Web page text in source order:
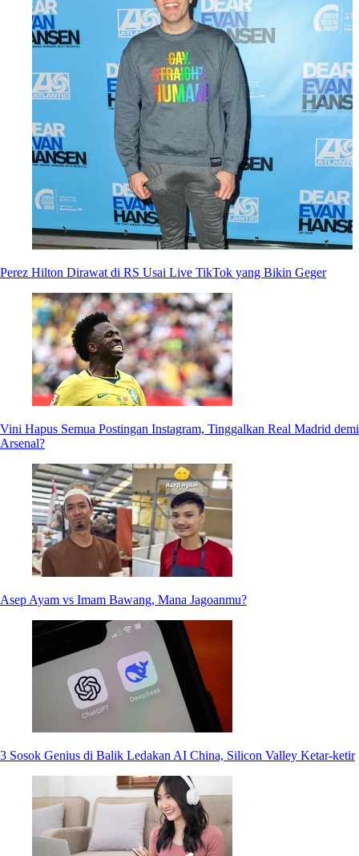
Perez Hilton Dirawat di RS Usai Live TikTok yang Bikin Geger
Vini Hapus Semua Postingan Instagram, Tinggalkan Real Madrid demi
Arsenal?
Asep Ayam vs Imam Bawang, Mana Jagoanmu?
3 Sosok Genius di Balik Ledakan AI China, Silicon Valley Ketar-ketir